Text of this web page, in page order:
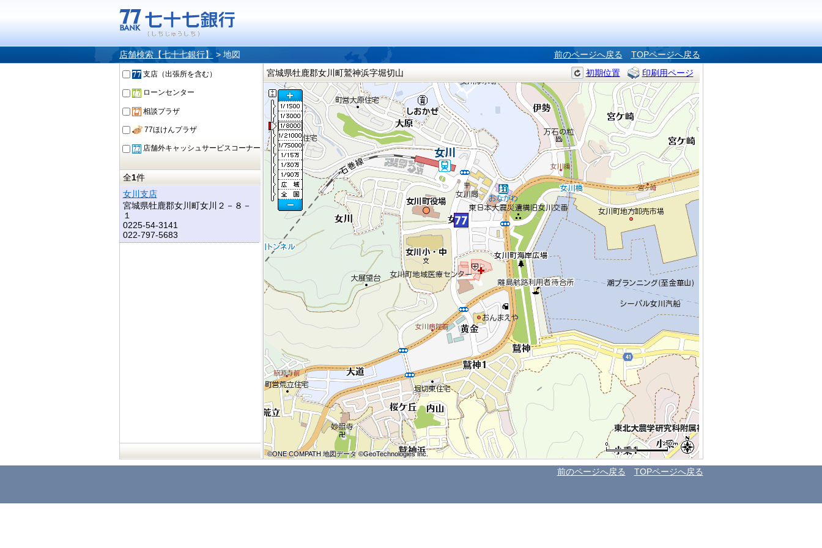
店舗検索【七十七銀行】 > 地図 前のページへ戻る TOPページへ戻る
支店（出張所を含む）
ローンセンター
相談プラザ
77ほけんプラザ
店舗外キャッシュサービスコーナー
全1件
女川支店
宮城県牡鹿郡女川町女川２－８－
１
0225-54-3141
022-797-5683
宮城県牡鹿郡女川町鷲神浜字堀切山 初期位置 印刷用ページ
©ONE COMPATH 地図データ ©GeoTechnologies Inc.
©ONE COMPATH 地図データ ©GeoTechnologies Inc.
©ONE COMPATH 地図データ ©GeoTechnologies Inc.
©ONE COMPATH 地図データ ©GeoTechnologies Inc.
©ONE COMPATH 地図データ ©GeoTechnologies Inc.
©ONE COMPATH 地図データ ©GeoTechnologies Inc.
©ONE COMPATH 地図データ ©GeoTechnologies Inc.
©ONE COMPATH 地図データ ©GeoTechnologies Inc.
©ONE COMPATH 地図データ ©GeoTechnologies Inc.
前のページへ戻る TOPページへ戻る